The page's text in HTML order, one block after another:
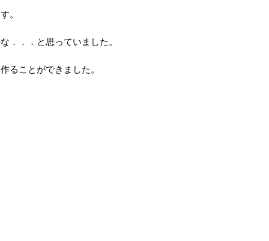
。
．．．と思っていました。
ることができました。